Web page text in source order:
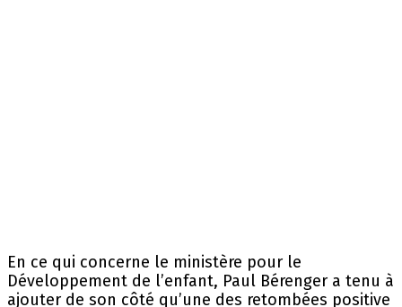
En ce qui concerne le ministère pour le
Développement de l’enfant, Paul Bérenger a tenu à
ajouter de son côté qu’une des retombées positive